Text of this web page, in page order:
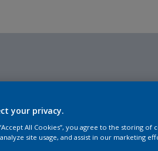
your privacy.
All Cookies”, you agree to the storing
site usage, and assist in our marketing